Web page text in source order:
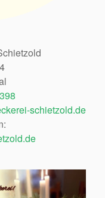
schietzold.de